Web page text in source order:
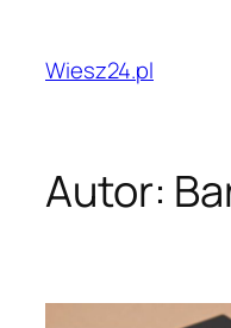
treściWiesz24.pl
Autor: